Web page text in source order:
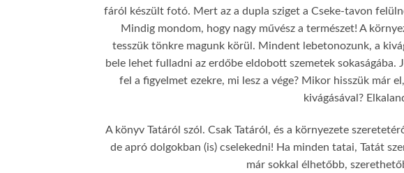
fáról készült fotó. Mert az a dupla sziget a Cseke-tavon
Mindig mondom, hogy nagy művész a természet! A
tesszük tönkre magunk körül. Mindent lebetonozunk, a
bele lehet fulladni az erdőbe eldobott szemetek
fel a figyelmet ezekre, mi lesz a vége? Mikor hisszük már
kivágásával?
A könyv Tatáról szól. Csak Tatáról, és a környezete
de apró dolgokban (is) cselekedni! Ha minden tatai, Tatát
már sokkal élhetőbb,